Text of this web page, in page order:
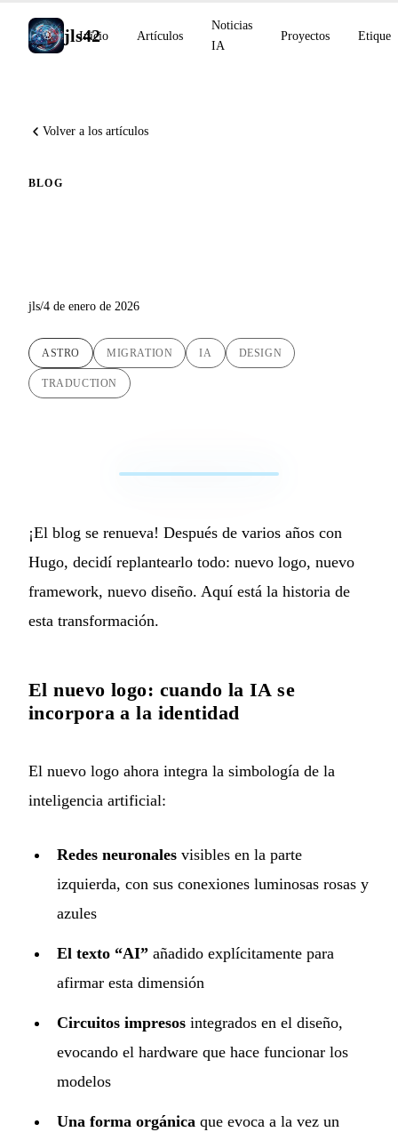
jls42
Inicio Artículos
Noticias
IA
Proyectos
Volver a los artículos
BLOG
jls/4 de enero de 2026
ASTRO MIGRATION IA DESIGN
TRADUCTION
¡El blog se renueva! Después de varios años con
Hugo, decidí replantearlo todo: nuevo logo, nuevo
framework, nuevo diseño. Aquí está la historia de
esta transformación.
El nuevo logo: cuando la IA se
incorpora a la identidad
El nuevo logo ahora integra la simbología de la
inteligencia artificial:
Redes neuronales visibles en la parte
izquierda, con sus conexiones luminosas rosas y
azules
El texto “AI” añadido explícitamente para
afirmar esta dimensión
Circuitos impresos integrados en el diseño,
evocando el hardware que hace funcionar los
modelos
Una forma orgánica que evoca a la vez un